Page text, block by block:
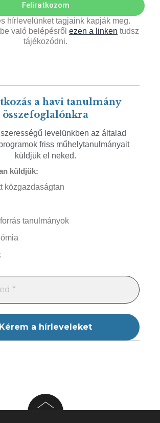
Feliratkozom
hírlevelünket tagjaink kapják meg.
való belépésről ezen a linken tudsz
tájékozódni.
a havi tanulmány
összefoglalónkra
levelünkben az általad
friss műhelytanulmányait
küldjük el neked.
küldjük:
közgazdaságtan
tanulmányok